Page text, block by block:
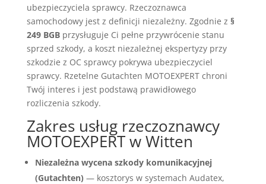
ubezpieczyciela sprawcy. Rzeczoznawca
samochodowy jest z definicji niezależny. Zgodnie z §
249 BGBprzysługuje Ci pełne przywrócenie stanu
sprzed szkody, a koszt niezależnej ekspertyzy przy
szkodzie z OC sprawcy pokrywa ubezpieczyciel
sprawcy. Rzetelne Gutachten MOTOEXPERT chroni
Twój interes i jest podstawą prawidłowego
rozliczenia szkody.
Zakres usług rzeczoznawcy
MOTOEXPERT w Witten
Niezależna wycena szkody komunikacyjnej
(Gutachten) — kosztorys w systemach Audatex,